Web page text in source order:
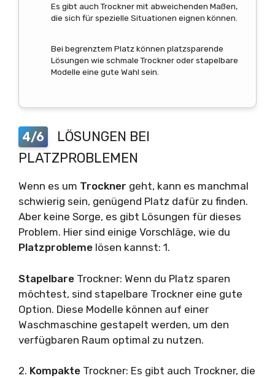
Es gibt auch Trockner mit abweichenden Maßen,
die sich für spezielle Situationen eignen können.
Bei begrenztem Platz können platzsparende
Lösungen wie schmale Trockner oder stapelbare
Modelle eine gute Wahl sein.
4/6
LÖSUNGEN BEI
PLATZPROBLEMEN
Wenn es um Trockner geht, kann es manchmal
schwierig sein, genügend Platz dafür zu finden.
Aber keine Sorge, es gibt Lösungen für dieses
Problem. Hier sind einige Vorschläge, wie du
Platzprobleme lösen kannst: 1.
Stapelbare Trockner: Wenn du Platz sparen
möchtest, sind stapelbare Trockner eine gute
Option. Diese Modelle können auf einer
Waschmaschine gestapelt werden, um den
verfügbaren Raum optimal zu nutzen.
2. Kompakte Trockner: Es gibt auch Trockner, die